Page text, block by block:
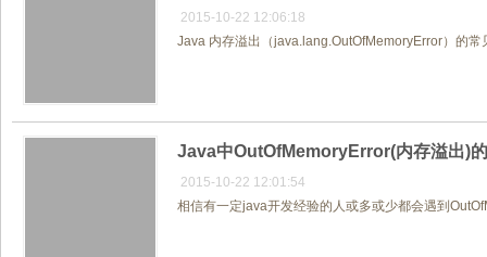
内容
2015-10-22 12:06:18
Java 内存溢出（java.lang.OutOfMemoryError）的常
Java中OutOfMemoryError(内存溢出)
2015-10-22 12:01:54
相信有一定java开发经验的人或多或少都会遇到